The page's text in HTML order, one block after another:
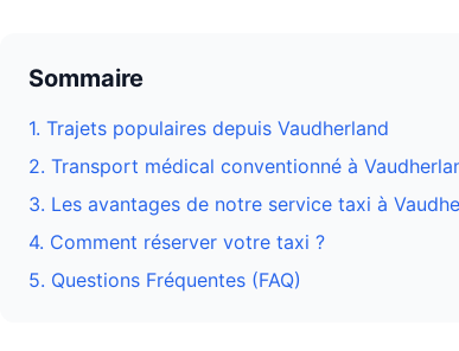
Sommaire
1. Trajets populaires depuis Vaudherland
2. Transport médical conventionné à
3. Les avantages de notre service taxi à
4. Comment réserver votre taxi ?
5. Questions Fréquentes (FAQ)